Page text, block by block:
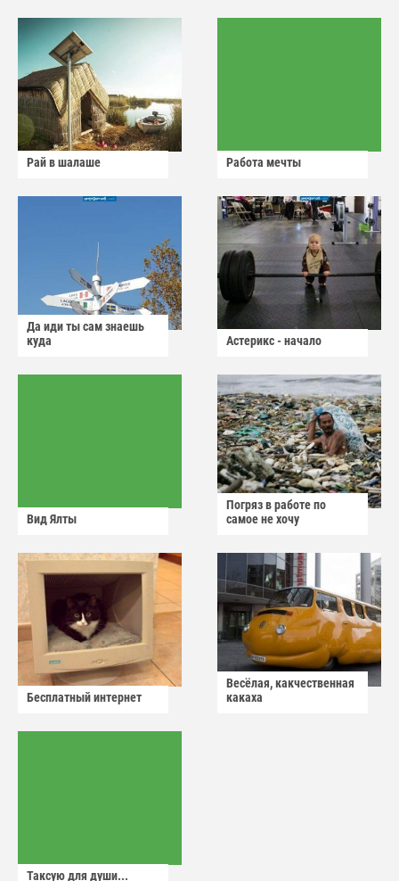
Рай в шалаше Работа мечты
Да иди ты сам знаешь
куда
Астерикс - начало
Вид Ялты
Погряз в работе по
самое не хочу
Бесплатный интернет
Весёлая, какчественная
какаха
Таксую для души...